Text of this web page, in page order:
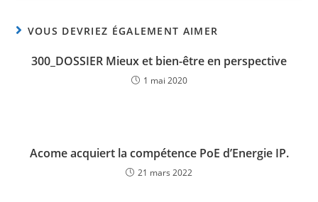
VOUS DEVRIEZ ÉGALEMENT AIMER
300_DOSSIER Mieux et bien-être en perspective
1 mai 2020
Acome acquiert la compétence PoE d’Energie IP.
21 mars 2022